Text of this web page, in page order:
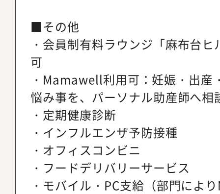
■その他
・会員制有料ラウンジ「麻布台
可
・Mamawell利用可：妊娠・出産
悩み事を、パーソナル助産師へ相
・定期健康診断
・インフルエンザ予防接種
・オフィスコンビニ
・フードデリバリーサービス
・モバイル・PC支給（部門によ